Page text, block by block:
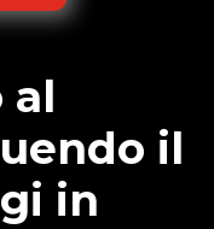
al
il
in